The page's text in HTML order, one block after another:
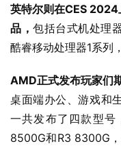
英特尔则在CES
品， 包括台式机处理
酷睿移动处理器1系列
AMD正式发布玩家们
桌面端办公、游戏和
一共发布了四款型号
8500G和R3 8300G